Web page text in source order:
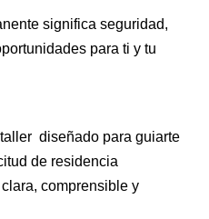
significa seguridad,
para ti y tu
diseñado para guiarte
de residencia
comprensible y